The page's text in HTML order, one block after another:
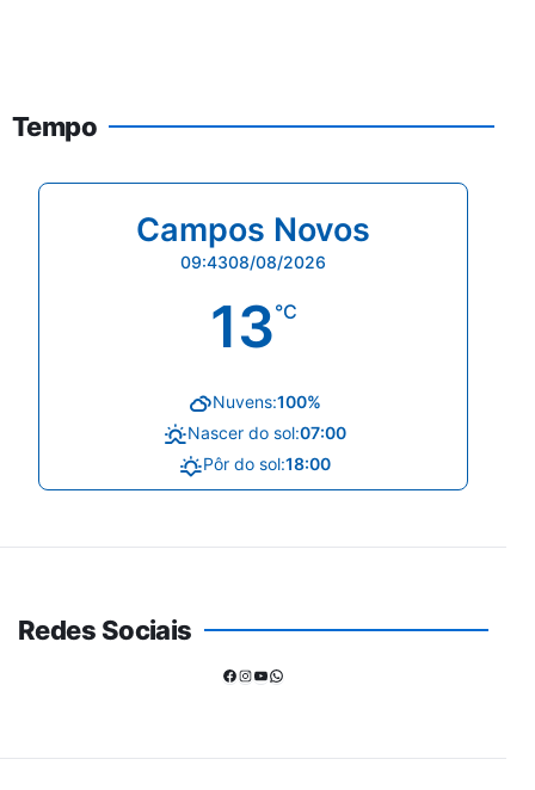
Tempo
Campos Novos
09:4308/08/2026
13°C
Nuvens:100%
Nascer do sol:07:00
Pôr do sol:18:00
Redes Sociais
Facebook
Instagram
Youtube
WhatsApp